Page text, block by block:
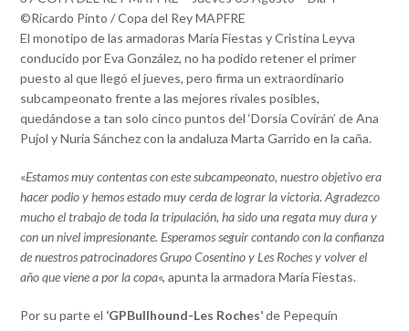
©Ricardo Pinto / Copa del Rey MAPFRE
El monotipo de las armadoras María Fiestas y Cristina Leyva
conducido por Eva González, no ha podido retener el primer
puesto al que llegó el jueves, pero firma un extraordinario
subcampeonato frente a las mejores rivales posibles,
quedándose a tan solo cinco puntos del ‘Dorsia Covirán’ de Ana
Pujol y Nuria Sánchez con la andaluza Marta Garrido en la caña.
«Estamos muy contentas con este subcampeonato, nuestro objetivo era
hacer podio y hemos estado muy cerda de lograr la victoria. Agradezco
mucho el trabajo de toda la tripulación, ha sido una regata muy dura y
con un nivel impresionante. Esperamos seguir contando con la confianza
de nuestros patrocinadores Grupo Cosentino y Les Roches y volver el
año que viene a por la copa«, apunta la armadora María Fiestas.
Por su parte el ‘GPBullhound-Les Roches’de Pepequín